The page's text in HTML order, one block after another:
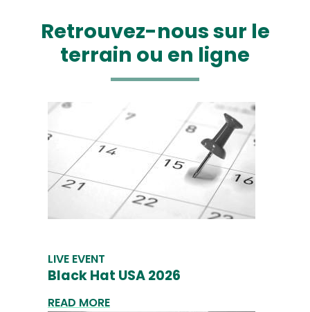
Retrouvez-nous sur le
terrain ou en ligne
LIVE EVENT
Black Hat USA 2026
READ MORE